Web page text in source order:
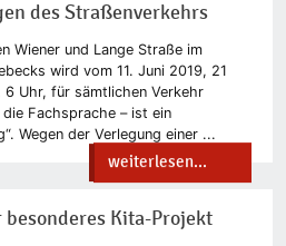
des Straßenverkehrs
Wiener und Lange Straße im
wird vom 11. Juni 2019, 21
6 Uhr, für sämtlichen Verkehr
Fachsprache – ist ein
Wegen der Verlegung einer ...
weiterlesen...
Kita-Projekt